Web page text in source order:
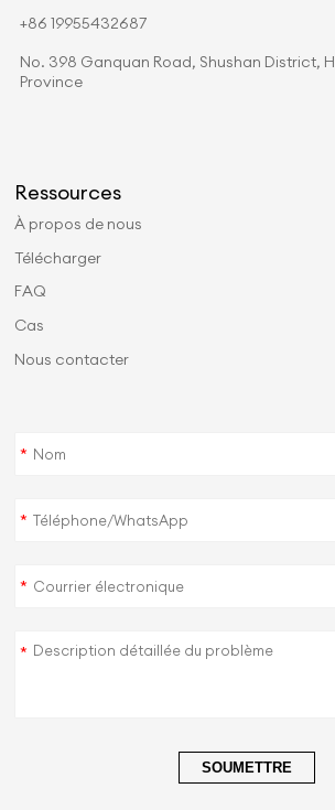
+86 19955432687
No. 398 Ganquan Road, Shushan District,
Province
Ressources
À propos de nous
Télécharger
FAQ
Cas
Nous contacter
*
*
*
*
SOUMETTRE